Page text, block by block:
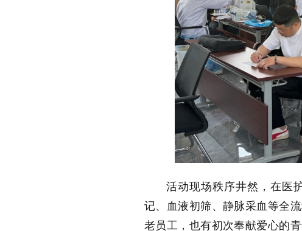
活动现场秩序井然，在医
记、血液初筛、静脉采血等全
老员工，也有初次奉献爱心的